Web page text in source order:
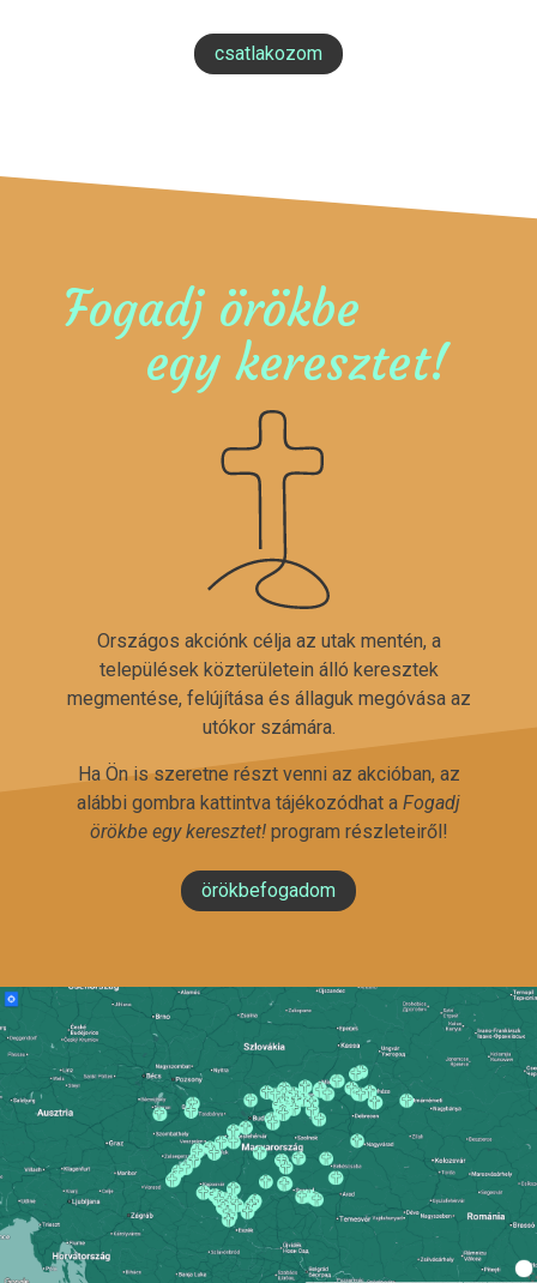
csatlakozom
Fogadj örökbe
egy keresztet!
Országos akciónk célja az utak mentén, a
települések közterületein álló keresztek
megmentése, felújítása és állaguk megóvása az
utókor számára.
Ha Ön is szeretne részt venni az akcióban, az
alábbi gombra kattintva tájékozódhat a Fogadj
örökbe egy keresztet!program részleteiről!
örökbefogadom